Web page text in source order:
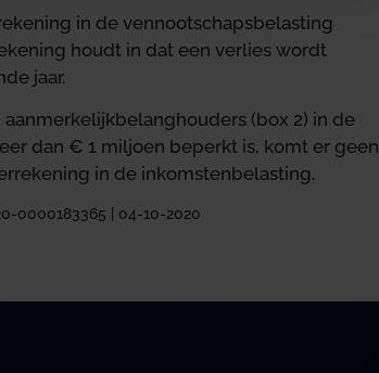
in de vennootschapsbelasting
houdt in dat een verlies wordt
jaar.
(box 2) in de
dan € 1 miljoen beperkt is, komt er geen
in de inkomstenbelasting.
0000183365 | 04-10-2020